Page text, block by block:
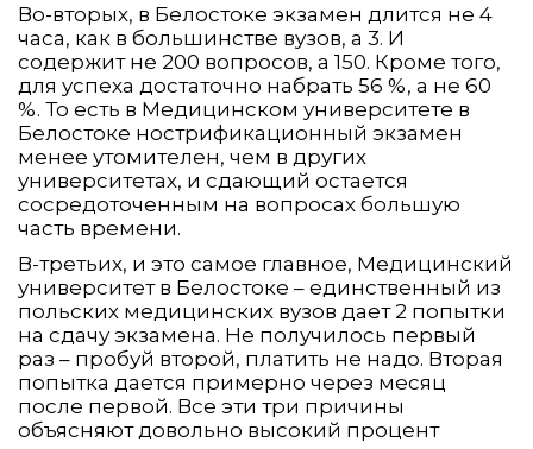
Во-вторых, в Белостоке экзамен длится не 4
часа, как в большинстве вузов, а 3. И
содержит не 200 вопросов, а 150. Кроме того,
для успеха достаточно набрать 56 %, а не 60
%. То есть в Медицинском университете в
Белостоке нострификационный экзамен
менее утомителен, чем в других
университетах, и сдающий остается
сосредоточенным на вопросах большую
часть времени.
В-третьих, и это самое главное, Медицинский
университет в Белостоке – единственный из
польских медицинских вузов дает 2 попытки
на сдачу экзамена. Не получилось первый
раз – пробуй второй, платить не надо. Вторая
попытка дается примерно через месяц
после первой. Все эти три причины
объясняют довольно высокий процент